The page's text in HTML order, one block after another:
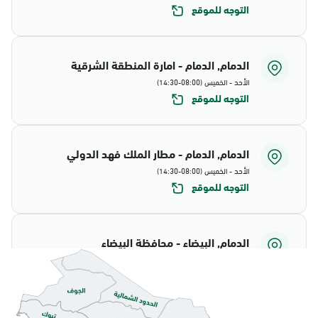
التوجه للموقع
الدمام, الدمام - امارة المنطقة الشرقية
الأحد - الخميس (08:00-14:30)
التوجه للموقع
الدمام, الدمام - مطار الملك فهد الدولي
الأحد - الخميس (08:00-14:30)
التوجه للموقع
الدمام, البيضاء - محافظة البيضاء